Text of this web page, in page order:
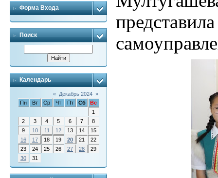
Форма Входа
Поиск
Календарь
« Декабрь 2024 »
Пн
Вт Ср Чт Пт Сб
Вс
1
2
3 4 5 6 7
8
9
10 11 12 13 14
15
16
17 18 19 20 21
22
23
24 25 26 27 28
29
30
31